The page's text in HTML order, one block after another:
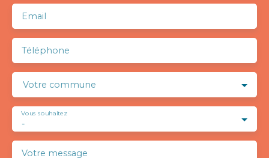
Email
Téléphone
Votre commune
-
Vous souhaitez
Votre message